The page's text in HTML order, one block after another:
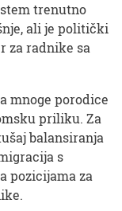
trenutno
ali je politički
za radnike sa
mnoge porodice
priliku. Za
balansiranja
s
pozicijama za